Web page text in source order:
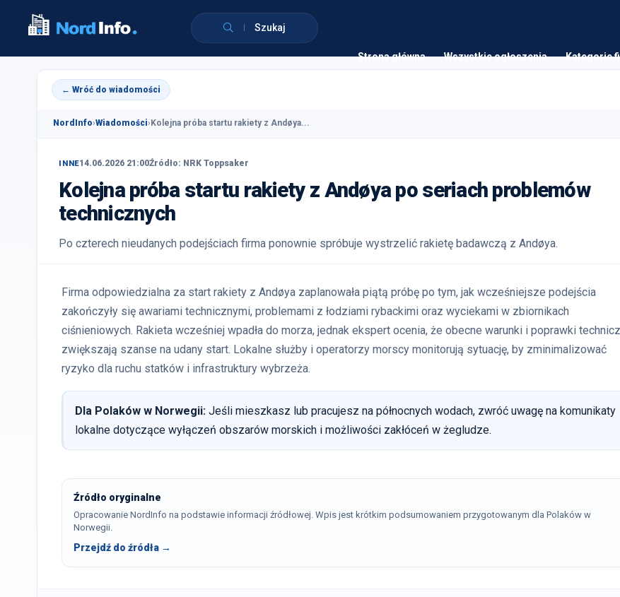
Szukaj
Strona główna Wszystkie ogłoszenia Kategorie
← Wróć do wiadomości
NordInfo›Wiadomości› Kolejna próba startu rakiety z Andøya...
INNE14.06.2026 21:00Źródło: NRK Toppsaker
Kolejna próba startu rakiety z Andøya po seriach problemów
technicznych
Po czterech nieudanych podejściach firma ponownie spróbuje wystrzelić rakietę badawczą z Andøya.
Firma odpowiedzialna za start rakiety z Andøya zaplanowała piątą próbę po tym, jak wcześniejsze podejścia
zakończyły się awariami technicznymi, problemami z łodziami rybackimi oraz wyciekami w zbiornikach
ciśnieniowych. Rakieta wcześniej wpadła do morza, jednak ekspert ocenia, że obecne warunki i poprawki
zwiększają szanse na udany start. Lokalne służby i operatorzy morscy monitorują sytuację, by zminimalizować
ryzyko dla ruchu statków i infrastruktury wybrzeża.
Dla Polaków w Norwegii: Jeśli mieszkasz lub pracujesz na północnych wodach, zwróć uwagę na komunikaty
lokalne dotyczące wyłączeń obszarów morskich i możliwości zakłóceń w żegludze.
Źródło oryginalne
Opracowanie NordInfo na podstawie informacji źródłowej. Wpis jest krótkim podsumowaniem przygotowanym dla Polaków w
Norwegii.
Przejdź do źródła →